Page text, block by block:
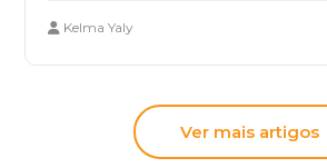
Kelma Yaly
Ver mais artigos